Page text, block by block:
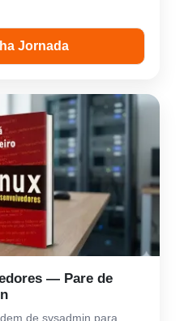
Jornada
— Pare de
de sysadmin para